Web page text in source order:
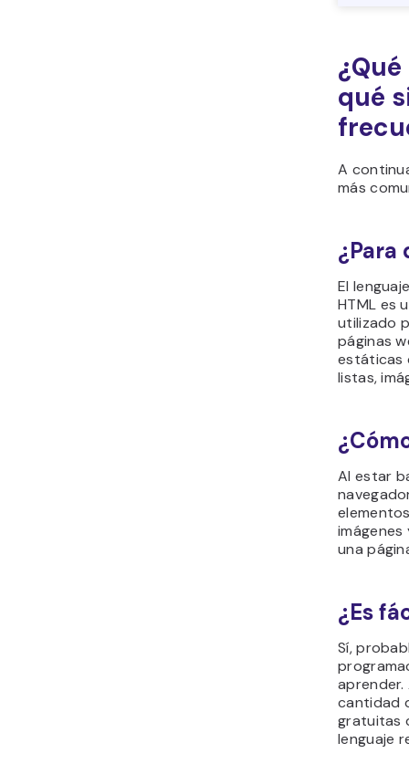
qué
A
más
¿Para
El
HTML es
utilizado
páginas
estáticas
listas,
Al estar
una
¿Es
Sí,
aprender.
cantidad
gratuitas
lenguaje